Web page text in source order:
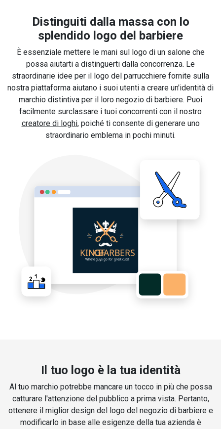
Distinguiti dalla massa con lo
splendido logo del barbiere
È essenziale mettere le mani sul logo di un salone che
possa aiutarti a distinguerti dalla concorrenza. Le
straordinarie idee per il logo del parrucchiere fornite sulla
nostra piattaforma aiutano i suoi utenti a creare un'identità di
marchio distintiva per il loro negozio di barbiere. Puoi
facilmente surclassare i tuoi concorrenti con il nostro
creatore di loghi, poiché ti consente di generare uno
straordinario emblema in pochi minuti.
Il tuo logo è la tua identità
Al tuo marchio potrebbe mancare un tocco in più che possa
catturare l'attenzione del pubblico a prima vista. Pertanto,
ottenere il miglior design del logo del negozio di barbiere e
modificarlo in base alle esigenze della tua azienda è